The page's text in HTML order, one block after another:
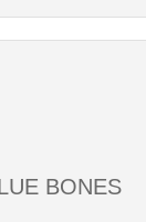
BONES